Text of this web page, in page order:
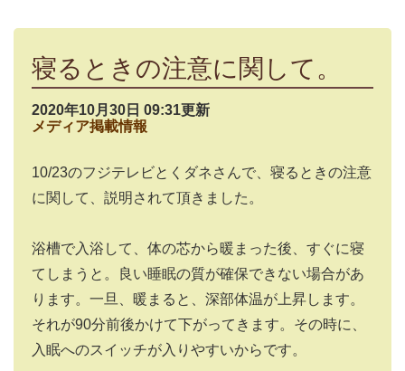
寝るときの注意に関して。
2020年10月30日 09:31更新
メディア掲載情報
10/23のフジテレビとくダネさんで、寝るときの注意
に関して、説明されて頂きました。
浴槽で入浴して、体の芯から暖まった後、すぐに寝
てしまうと。良い睡眠の質が確保できない場合があ
ります。一旦、暖まると、深部体温が上昇します。
それが90分前後かけて下がってきます。その時に、
入眠へのスイッチが入りやすいからです。